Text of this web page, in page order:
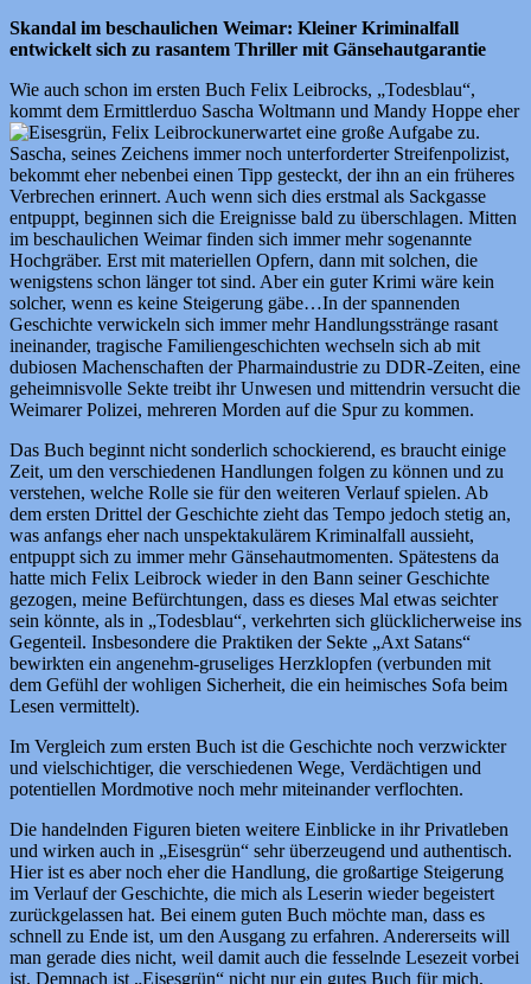
Skandal im beschaulichen Weimar: Kleiner Kriminalfall
entwickelt sich zu rasantem Thriller mit Gänsehautgarantie
Wie auch schon im ersten Buch Felix Leibrocks, „Todesblau“,
kommt dem Ermittlerduo Sascha Woltmann und Mandy Hoppe eher
unerwartet eine große Aufgabe zu.
Sascha, seines Zeichens immer noch unterforderter Streifenpolizist,
bekommt eher nebenbei einen Tipp gesteckt, der ihn an ein früheres
Verbrechen erinnert. Auch wenn sich dies erstmal als Sackgasse
entpuppt, beginnen sich die Ereignisse bald zu überschlagen. Mitten
im beschaulichen Weimar finden sich immer mehr sogenannte
Hochgräber. Erst mit materiellen Opfern, dann mit solchen, die
wenigstens schon länger tot sind. Aber ein guter Krimi wäre kein
solcher, wenn es keine Steigerung gäbe…In der spannenden
Geschichte verwickeln sich immer mehr Handlungsstränge rasant
ineinander, tragische Familiengeschichten wechseln sich ab mit
dubiosen Machenschaften der Pharmaindustrie zu DDR-Zeiten, eine
geheimnisvolle Sekte treibt ihr Unwesen und mittendrin versucht die
Weimarer Polizei, mehreren Morden auf die Spur zu kommen.
Das Buch beginnt nicht sonderlich schockierend, es braucht einige
Zeit, um den verschiedenen Handlungen folgen zu können und zu
verstehen, welche Rolle sie für den weiteren Verlauf spielen. Ab
dem ersten Drittel der Geschichte zieht das Tempo jedoch stetig an,
was anfangs eher nach unspektakulärem Kriminalfall aussieht,
entpuppt sich zu immer mehr Gänsehautmomenten. Spätestens da
hatte mich Felix Leibrock wieder in den Bann seiner Geschichte
gezogen, meine Befürchtungen, dass es dieses Mal etwas seichter
sein könnte, als in „Todesblau“, verkehrten sich glücklicherweise ins
Gegenteil. Insbesondere die Praktiken der Sekte „Axt Satans“
bewirkten ein angenehm-gruseliges Herzklopfen (verbunden mit
dem Gefühl der wohligen Sicherheit, die ein heimisches Sofa beim
Lesen vermittelt).
Im Vergleich zum ersten Buch ist die Geschichte noch verzwickter
und vielschichtiger, die verschiedenen Wege, Verdächtigen und
potentiellen Mordmotive noch mehr miteinander verflochten.
Die handelnden Figuren bieten weitere Einblicke in ihr Privatleben
und wirken auch in „Eisesgrün“ sehr überzeugend und authentisch.
Hier ist es aber noch eher die Handlung, die großartige Steigerung
im Verlauf der Geschichte, die mich als Leserin wieder begeistert
zurückgelassen hat. Bei einem guten Buch möchte man, dass es
schnell zu Ende ist, um den Ausgang zu erfahren. Andererseits will
man gerade dies nicht, weil damit auch die fesselnde Lesezeit vorbei
ist. Demnach ist „Eisesgrün“ nicht nur ein gutes Buch für mich,